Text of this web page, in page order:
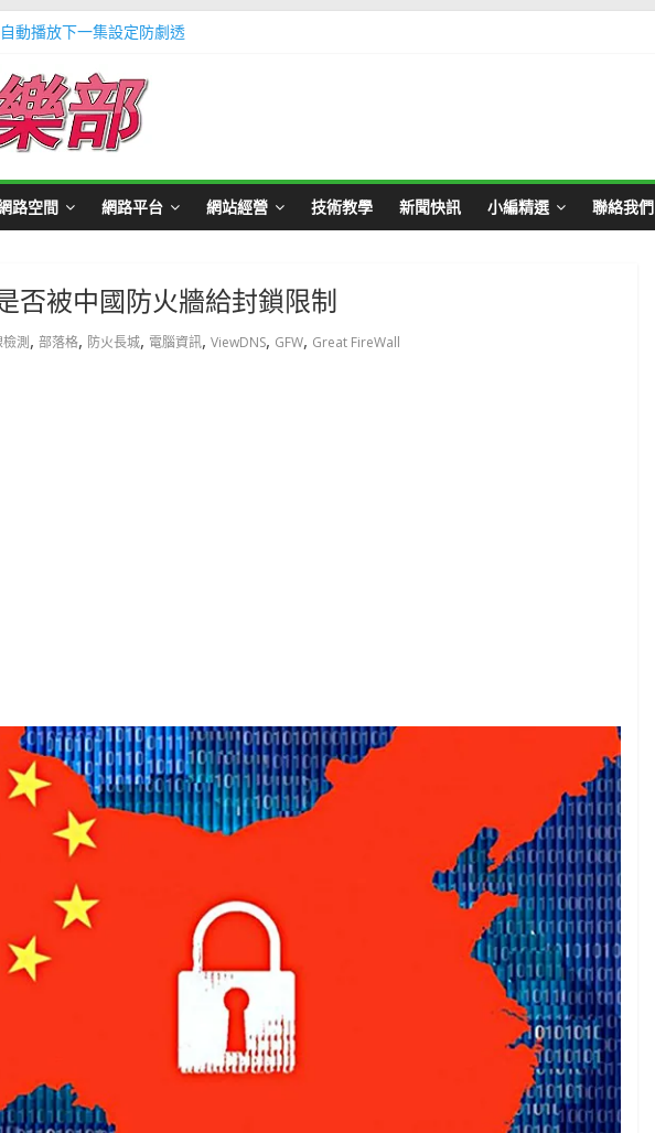
動播放下一集設定防劇透
懶人包＃多個 Visa / Master Card 網站
虛擬定位不用出門玩遊戲教學
帳號＃不想被砍帳號教學
路空間 網路平台 網站經營 技術教學 新聞快訊 小編精選 聯絡我們
否被中國防火牆給封鎖限制
測 , 部落格, 防火長城, 電腦資訊, ViewDNS, GFW, Great FireWall